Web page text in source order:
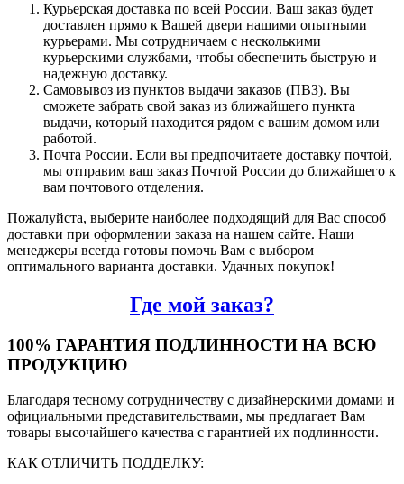
Курьерская доставка по всей России. Ваш заказ будет
доставлен прямо к Вашей двери нашими опытными
курьерами. Мы сотрудничаем с несколькими
курьерскими службами, чтобы обеспечить быструю и
надежную доставку.
Самовывоз из пунктов выдачи заказов (ПВЗ). Вы
сможете забрать свой заказ из ближайшего пункта
выдачи, который находится рядом с вашим домом или
работой.
Почта России. Если вы предпочитаете доставку почтой,
мы отправим ваш заказ Почтой России до ближайшего к
вам почтового отделения.
Пожалуйста, выберите наиболее подходящий для Вас способ
доставки при оформлении заказа на нашем сайте. Наши
менеджеры всегда готовы помочь Вам с выбором
оптимального варианта доставки. Удачных покупок!
Где мой заказ?
100% ГАРАНТИЯ ПОДЛИННОСТИ НА ВСЮ
ПРОДУКЦИЮ
Благодаря тесному сотрудничеству с дизайнерскими домами и
официальными представительствами, мы предлагает Вам
товары высочайшего качества с гарантией их подлинности.
КАК ОТЛИЧИТЬ ПОДДЕЛКУ: